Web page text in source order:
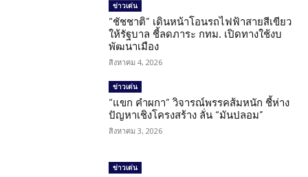
ข่าวเด่น
“ชัชชาติ” เดินหน้าโอนรถไฟฟ้าสายสีเขียว
ให้รัฐบาล ชี้ลดภาระ กทม. เปิดทางใช้งบ
พัฒนาเมือง
สิงหาคม 4, 2026
ข่าวเด่น
“แขก คำผกา” วิจารณ์พรรคส้มหนัก ชี้ห่าง
ปัญหาเชิงโครงสร้าง ลั่น “มันปลอม”
สิงหาคม 3, 2026
ข่าวเด่น